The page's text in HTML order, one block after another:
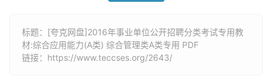
标题：[夸克网盘]2016年事业单位公开招聘分类考试专用教
材:综合应用能力(A类) 综合管理类A类专用 PDF
链接： https://www.teccses.org/2643/